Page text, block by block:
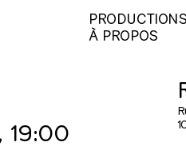
PRODUCTIONS
À PROPOS
19:00